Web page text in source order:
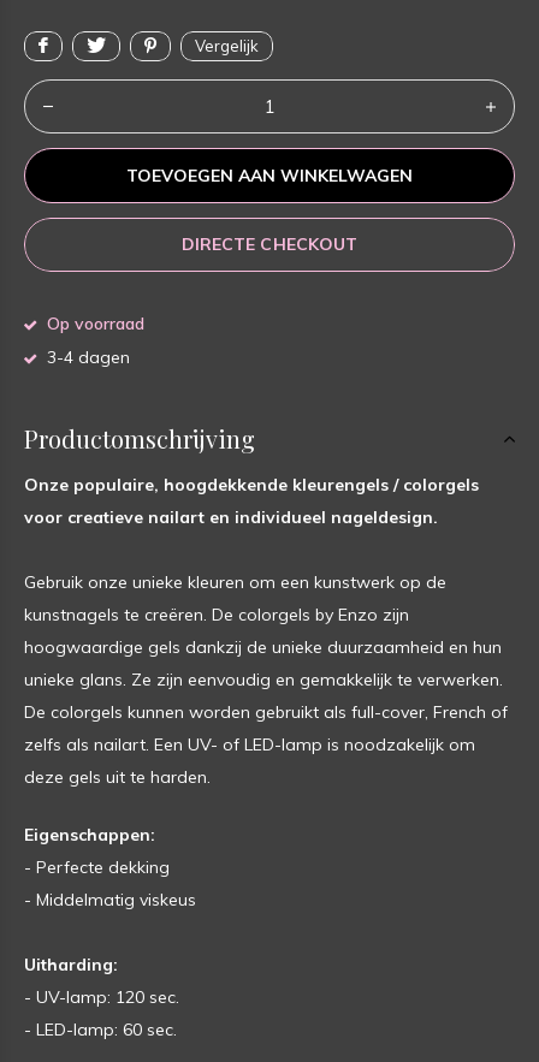
Vergelijk
TOEVOEGEN AAN WINKELWAGEN
DIRECTE CHECKOUT
Op voorraad
3-4 dagen
Productomschrijving
Onze populaire, hoogdekkende kleurengels / colorgels
voor creatieve nailart en individueel nageldesign.
Gebruik onze unieke kleuren om een kunstwerk op de
kunstnagels te creëren. De colorgels by Enzo zijn
hoogwaardige gels dankzij de unieke duurzaamheid en hun
unieke glans. Ze zijn eenvoudig en gemakkelijk te verwerken.
De colorgels kunnen worden gebruikt als full-cover, French of
zelfs als nailart. Een UV- of LED-lamp is noodzakelijk om
deze gels uit te harden.
Eigenschappen:
- Perfecte dekking
- Middelmatig viskeus
Uitharding:
- UV-lamp: 120 sec.
- LED-lamp: 60 sec.